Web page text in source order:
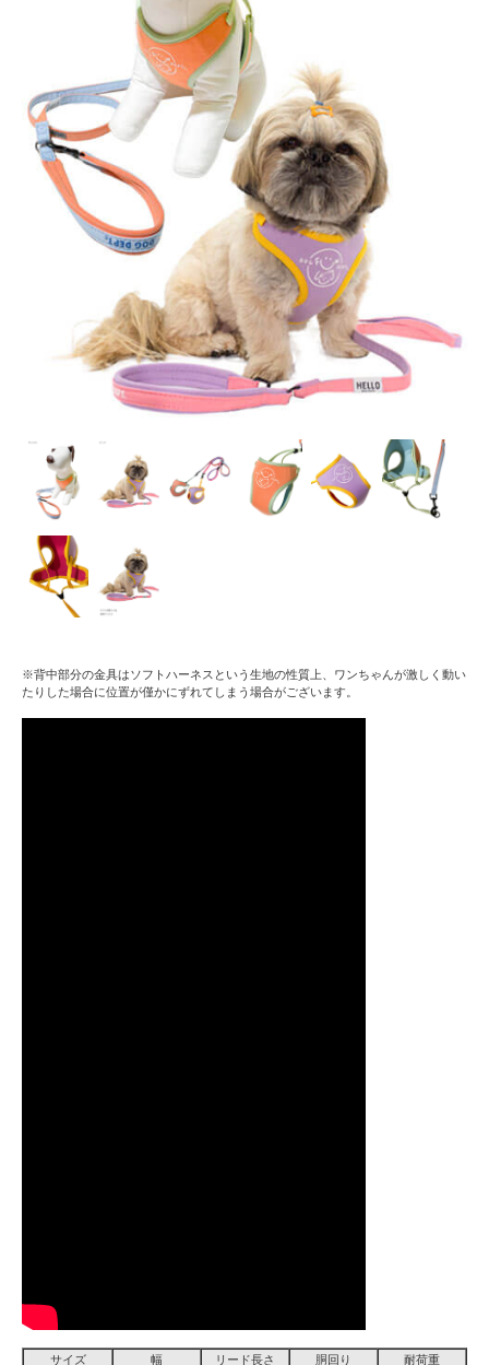
※背中部分の金具はソフトハーネスという生地の性質上、ワンちゃんが激しく動い
たりした場合に位置が僅かにずれてしまう場合がございます。
サイズ 幅 リード長さ 胴回り 耐荷重